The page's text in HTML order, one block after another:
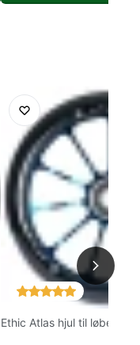
Ethic Atlas hjul til løbehjul